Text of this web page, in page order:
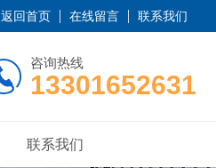
返回首页 在线留言 联系我们
咨询热线
13301652631
联系我们